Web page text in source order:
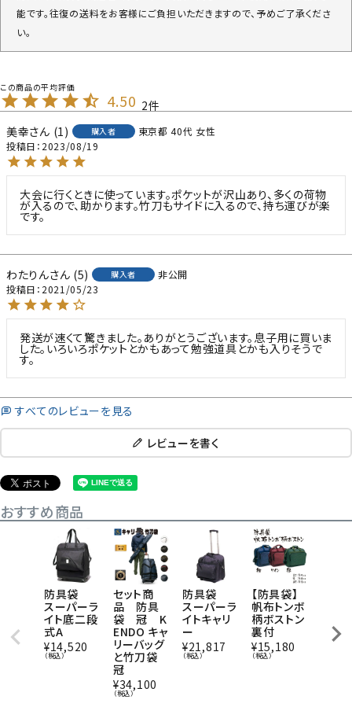
能です。往復の送料をお客様にご負担いただきますので、予めご了承くださ
い。
4.50 2
美幸
1 購入者 東京都 40代 女性
投稿日 2023/08/19
大会に行くときに使っています。ポケットが沢山あり、多くの荷物
が入るので、助かります。竹刀もサイドに入るので、持ち運びが楽
です。
わたりん 5 購入者
非公開
投稿日 2021/05/23
発送が速くて驚きました。ありがとうございます。息子用に買いま
した。いろいろポケットとかもあって勉強道具とかも入りそうで
す。
すべてのレビューを見る
レビューを書く
おすすめ商品
防具袋
スーパーラ
イト底二段
式A
¥14,520
（税込）
セット商
品 防具
袋 冠 K
ENDO キャ
リーバッグ
と竹刀袋
冠
¥34,100
（税込）
防具袋
スーパーラ
イトキャリ
ー
¥21,817
（税込）
【防具袋】
帆布トンボ
柄ボストン
裏付
¥15,180
（税込）
セ
本